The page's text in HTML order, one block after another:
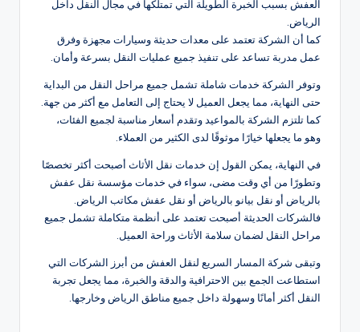
العفش بسبب الخبرة الطويلة التي تمتلكها في مجال النقل داخل
الرياض.
كما أن الشركة تعتمد على معدات حديثة وسيارات مجهزة وفرق
عمل مدربة تساعد على تنفيذ جميع عمليات النقل بسرعة وأمان.
وتوفر الشركة خدمات شاملة تشمل جميع مراحل النقل من البداية
حتى النهاية، مما يجعل العميل لا يحتاج إلى التعامل مع أكثر من جهة.
كما تلتزم الشركة بالمواعيد وتقدم أسعار مناسبة لجميع الفئات،
وهو ما يجعلها خيارًا موثوقًا لدى الكثير من العملاء.
في النهاية، يمكن القول إن خدمات نقل الأثاث أصبحت أكثر تخصصًا
وتطورًا من أي وقت مضى، سواء في خدمات مؤسسة نقل عفش
بالرياض أو نقل بيانو بالرياض أو نقل عفش مكاتب الرياض.
فالشركات الحديثة أصبحت تعتمد على أنظمة متكاملة تشمل جميع
مراحل النقل لضمان سلامة الأثاث وراحة العميل.
وتبقى شركة المسار السريع لنقل العفش من أبرز الشركات التي
استطاعت الجمع بين الاحترافية والدقة والخبرة، مما يجعل تجربة
النقل أكثر أمانًا وسهولة داخل جميع مناطق الرياض وخارجها.